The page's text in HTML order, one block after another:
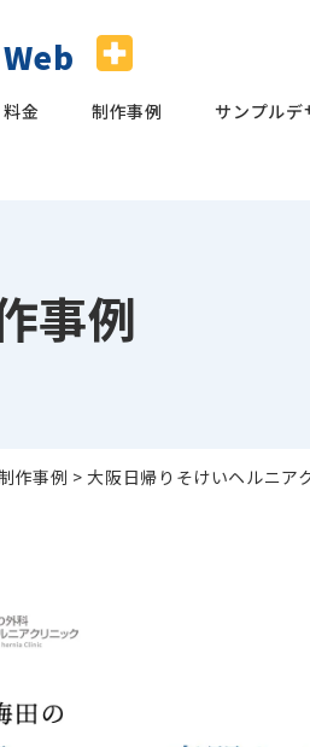
金 制作事例 サンプルデ
事例
作事例 >大阪日帰りそけいヘルニア